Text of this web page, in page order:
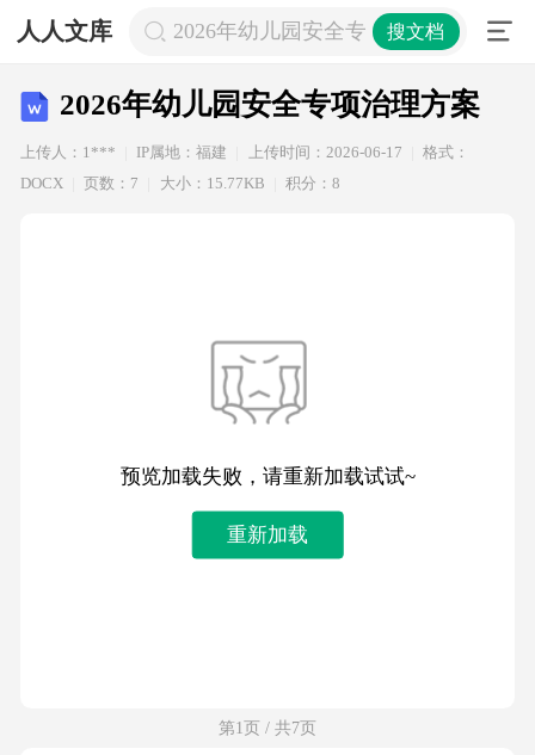
人人文库 2026年幼儿园安全专项治理方案
搜文档
2026年幼儿园安全专项治理方案
上传人：1*** IP属地：福建 上传时间：2026-06-17
格式：
DOCX
页数：7 大小：15.77KB 积分：8
预览加载失败，请重新加载试试~
重新加载
第1页 / 共7页